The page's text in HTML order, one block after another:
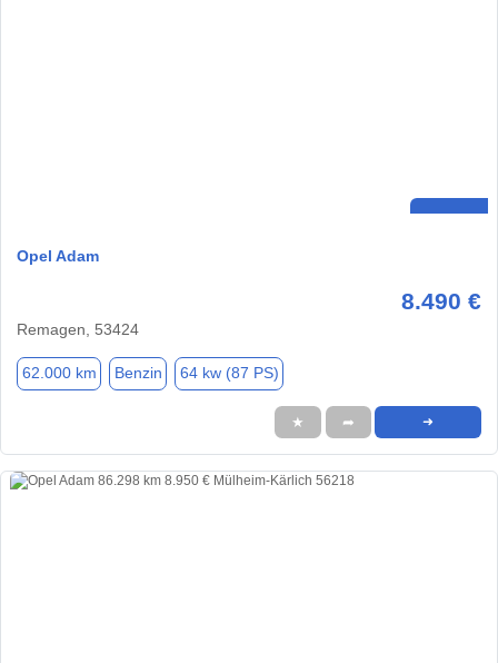
Opel Adam
8.490 €
Remagen, 53424
62.000 km Benzin 64 kw (87 PS)
★ ➦ ➜